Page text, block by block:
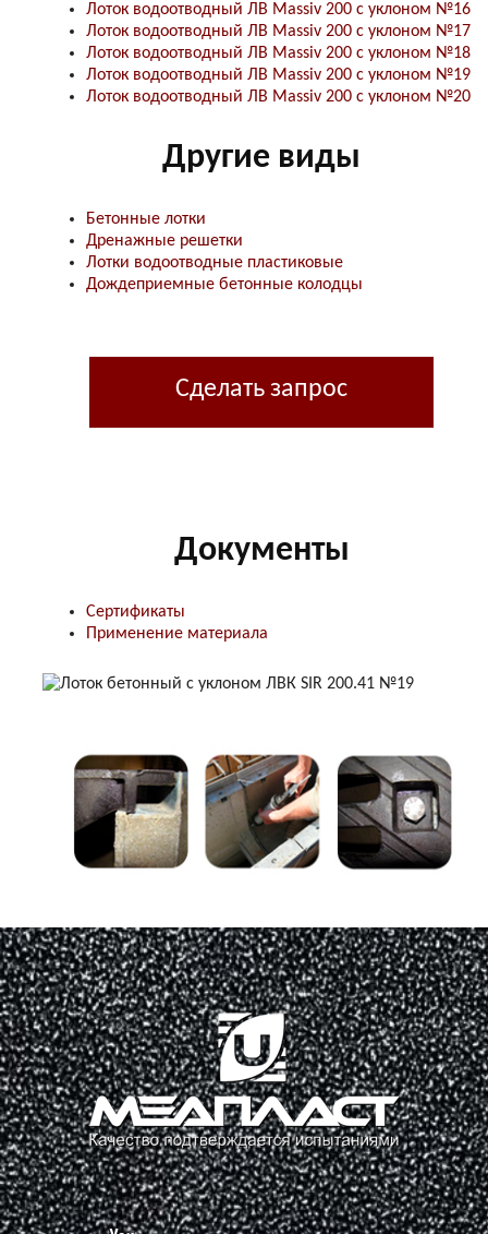
Лоток водоотводный ЛВ Massiv 200 с уклоном №16
Лоток водоотводный ЛВ Massiv 200 с уклоном №17
Лоток водоотводный ЛВ Massiv 200 с уклоном №18
Лоток водоотводный ЛВ Massiv 200 с уклоном №19
Лоток водоотводный ЛВ Massiv 200 с уклоном №20
Другие виды
Бетонные лотки
Дренажные решетки
Лотки водоотводные пластиковые
Дождеприемные бетонные колодцы
Сделать запрос
Документы
Сертификаты
Применение материала